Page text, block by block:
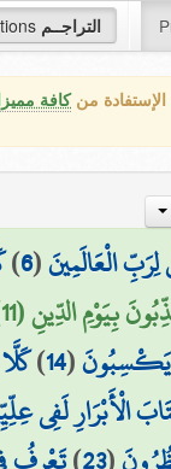
التراجــم
منكافة
الْعَالَمِينَ(
6
)
بِيَوْمِ الدِّينِ (11)
يَكْسِبُونَ(
14
)
الْأَبْرَارِ لَفِي